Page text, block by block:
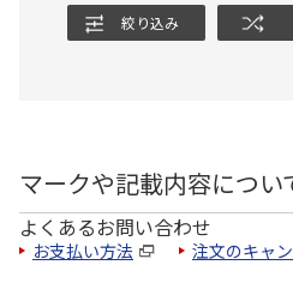
絞り込み
マークや記載内容につい
よくあるお問い合わせ
お支払い方法 注文のキャ